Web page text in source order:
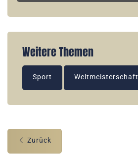
Weitere Themen
Sport Weltmeisterschaft
Zurück